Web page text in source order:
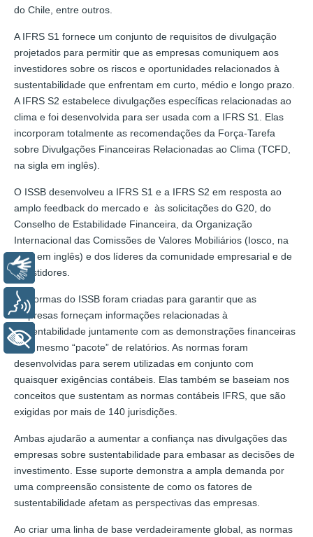
do Chile, entre outros.
A IFRS S1 fornece um conjunto de requisitos de divulgação
projetados para permitir que as empresas comuniquem aos
investidores sobre os riscos e oportunidades relacionados à
sustentabilidade que enfrentam em curto, médio e longo prazo.
A IFRS S2 estabelece divulgações específicas relacionadas ao
clima e foi desenvolvida para ser usada com a IFRS S1. Elas
incorporam totalmente as recomendações da Força-Tarefa
sobre Divulgações Financeiras Relacionadas ao Clima (TCFD,
na sigla em inglês).
O ISSB desenvolveu a IFRS S1 e a IFRS S2 em resposta ao
amplo feedback do mercado e às solicitações do G20, do
Conselho de Estabilidade Financeira, da Organização
Internacional das Comissões de Valores Mobiliários (Iosco, na
sigla em inglês) e dos líderes da comunidade empresarial e de
investidores.
As normas do ISSB foram criadas para garantir que as
empresas forneçam informações relacionadas à
sustentabilidade juntamente com as demonstrações financeiras
– no mesmo “pacote” de relatórios. As normas foram
desenvolvidas para serem utilizadas em conjunto com
quaisquer exigências contábeis. Elas também se baseiam nos
conceitos que sustentam as normas contábeis IFRS, que são
exigidas por mais de 140 jurisdições.
Ambas ajudarão a aumentar a confiança nas divulgações das
empresas sobre sustentabilidade para embasar as decisões de
investimento. Esse suporte demonstra a ampla demanda por
uma compreensão consistente de como os fatores de
sustentabilidade afetam as perspectivas das empresas.
Ao criar uma linha de base verdadeiramente global, as normas
Libras
Voz
+ Acessibilidade